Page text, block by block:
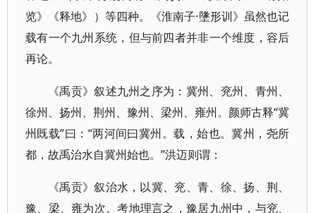
览》《释地》）等四种。《淮南子·墬形训》虽然也记
载有一个九州系统，但与前四者并非一个维度，容后
再论。
《禹贡》叙述九州之序为：冀州、兖州、青州、
徐州、扬州、荆州、豫州、梁州、雍州。颜师古释“冀
州既载”曰：“两河间曰冀州。载，始也。冀州，尧所
都，故禹治水自冀州始也。”洪迈则谓：
《禹贡》叙治水，以冀、兖、青、徐、扬、荆、
豫、梁、雍为次。考地理言之，豫居九州中，与兖、